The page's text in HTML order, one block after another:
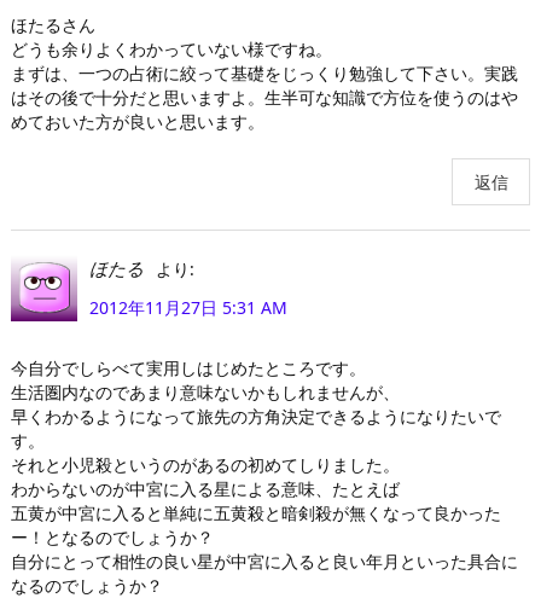
ほたるさん
どうも余りよくわかっていない様ですね。
まずは、一つの占術に絞って基礎をじっくり勉強して下さい。実践
はその後で十分だと思いますよ。生半可な知識で方位を使うのはや
めておいた方が良いと思います。
返信
ほたる
より:
2012年11月27日 5:31 AM
今自分でしらべて実用しはじめたところです。
生活圏内なのであまり意味ないかもしれませんが、
早くわかるようになって旅先の方角決定できるようになりたいで
す。
それと小児殺というのがあるの初めてしりました。
わからないのが中宮に入る星による意味、たとえば
五黄が中宮に入ると単純に五黄殺と暗剣殺が無くなって良かった
ー！となるのでしょうか？
自分にとって相性の良い星が中宮に入ると良い年月といった具合に
なるのでしょうか？